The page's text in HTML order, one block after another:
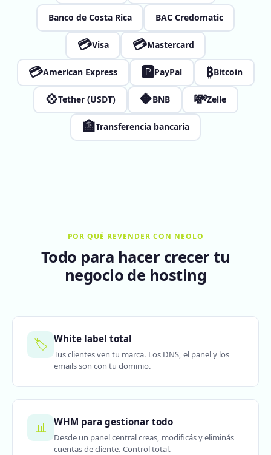
Banco de Costa Rica BAC Credomatic
💳Visa 💳Mastercard
💳American Express 🅿PayPal ₿Bitcoin
💠Tether (USDT) 🔶BNB 💸Zelle
🏦Transferencia bancaria
POR QUÉ REVENDER CON NEOLO
Todo para hacer crecer tu
negocio de hosting
🏷️ White label total
Tus clientes ven tu marca. Los DNS, el panel y los
emails son con tu dominio.
📊 WHM para gestionar todo
Desde un panel central creas, modificás y eliminás
cuentas de cliente. Control total.